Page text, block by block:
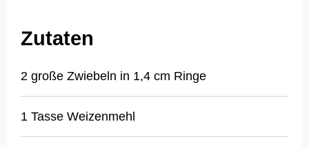
Zutaten
2 große Zwiebeln in 1,4 cm Ringe
1 Tasse Weizenmehl